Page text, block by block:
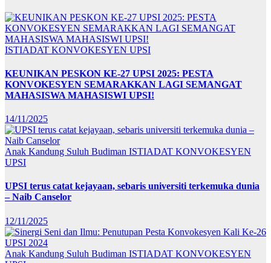
ISTIADAT KONVOKESYEN UPSI
KEUNIKAN PESKON KE-27 UPSI 2025: PESTA
KONVOKESYEN SEMARAKKAN LAGI SEMANGAT
MAHASISWA MAHASISWI UPSI!
14/11/2025
Anak Kandung Suluh Budiman ISTIADAT KONVOKESYEN
UPSI
UPSI terus catat kejayaan, sebaris universiti terkemuka dunia
– Naib Canselor
12/11/2025
Anak Kandung Suluh Budiman ISTIADAT KONVOKESYEN